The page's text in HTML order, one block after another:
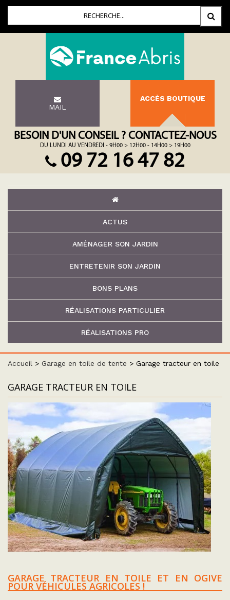
MAIL
ACCÈS BOUTIQUE
BESOIN D'UN CONSEIL ? CONTACTEZ-NOUS
DU LUNDI AU VENDREDI - 9H00 > 12H00 - 14H00 > 19H00
09 72 16 47 82
ACTUS
AMÉNAGER SON JARDIN
ENTRETENIR SON JARDIN
BONS PLANS
RÉALISATIONS PARTICULIER
RÉALISATIONS PRO
Accueil > Garage en toile de tente > Garage tracteur en toile
GARAGE TRACTEUR EN TOILE
GARAGE TRACTEUR EN TOILE ET EN OGIVE
POUR VÉHICULES AGRICOLES !